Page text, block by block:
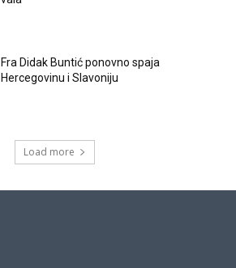
Fra Didak Buntić ponovno spaja
Hercegovinu i Slavoniju
Load more